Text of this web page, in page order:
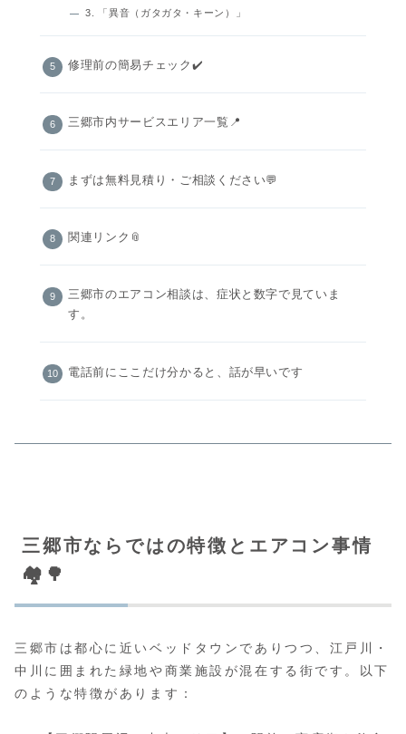
3. 「異音（ガタガタ・キーン）」
修理前の簡易チェック✔️
三郷市内サービスエリア一覧📍
まずは無料見積り・ご相談ください💬
関連リンク📎
三郷市のエアコン相談は、症状と数字で見ていま
す。
電話前にここだけ分かると、話が早いです
三郷市ならではの特徴とエアコン事情
🏘️🌳
三郷市は都心に近いベッドタウンでありつつ、江戸川・
中川に囲まれた緑地や商業施設が混在する街です。以下
のような特徴があります：